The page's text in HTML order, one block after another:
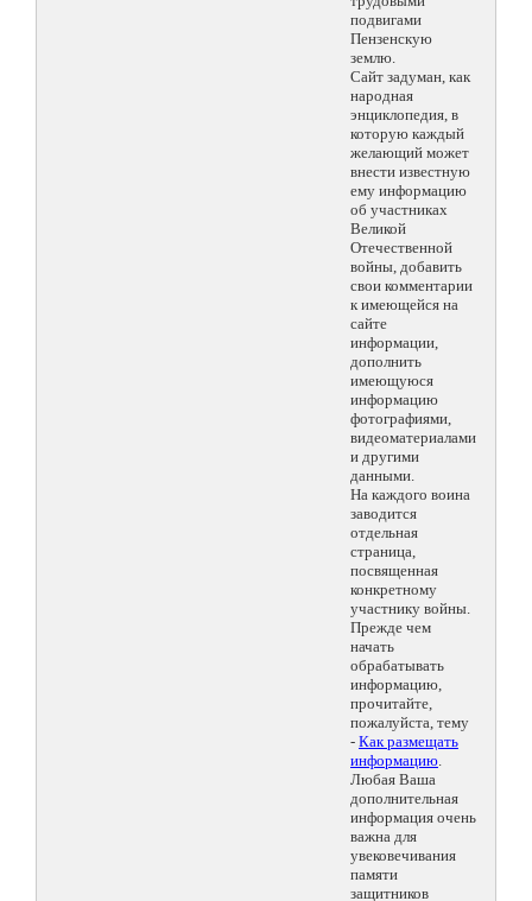
подвигами
Пензенскую
землю.
Сайт задуман, как
народная
энциклопедия, в
которую каждый
желающий может
внести известную
ему информацию
об участниках
Великой
Отечественной
войны, добавить
свои комментарии
к имеющейся на
сайте
информации,
дополнить
имеющуюся
информацию
фотографиями,
видеоматериалами
и другими
данными.
На каждого воина
заводится
отдельная
страница,
посвященная
конкретному
участнику войны.
Прежде чем
начать
обрабатывать
информацию,
прочитайте,
пожалуйста, тему
- Как размещать
информацию.
Любая Ваша
дополнительная
информация очень
важна для
увековечивания
памяти
защитников